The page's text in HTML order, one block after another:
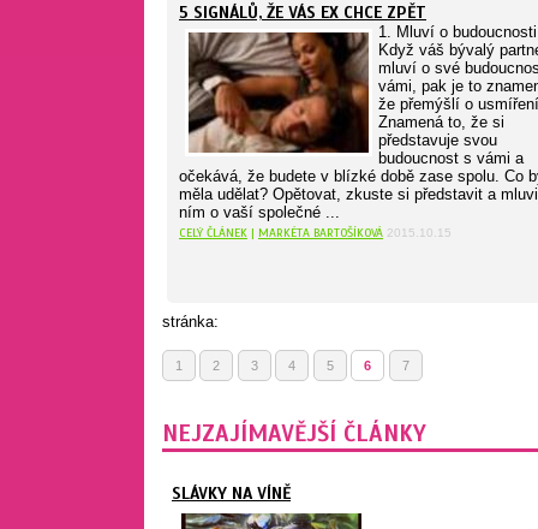
5 SIGNÁLŮ, ŽE VÁS EX CHCE ZPĚT
1. Mluví o budoucnosti
Když váš bývalý
mluví o své
vámi, pak je to
že přemýšlí o
Znamená to, že si
představuje svou
budoucnost s vámi a
očekává, že budete v blízké době zase spolu. Co
měla udělat? Opětovat, zkuste si představit a
ním o vaší společné ...
CELÝ ČLÁNEK | MARKÉTA BARTOŠÍKOVÁ 2015.10.15
stránka:
1 2 3 4 5 6 7
NEJZAJÍMAVĚJŠÍ ČLÁNKY
SLÁVKY NA VÍNĚ